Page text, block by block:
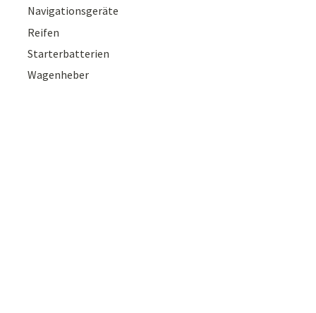
Navigationsgeräte
Reifen
Starterbatterien
Wagenheber